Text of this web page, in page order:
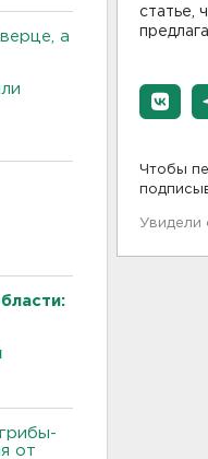
а
от
статье,
Чтобы
Увидели